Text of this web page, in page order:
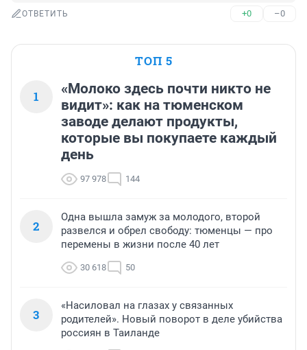
ОТВЕТИТЬ +0 –0
ТОП 5
1
«Молоко здесь почти никто не
видит»: как на тюменском
заводе делают продукты,
которые вы покупаете каждый
день
97 978 144
2
Одна вышла замуж за молодого, второй
развелся и обрел свободу: тюменцы — про
перемены в жизни после 40 лет
30 618 50
3
«Насиловал на глазах у связанных
родителей». Новый поворот в деле убийства
россиян в Таиланде